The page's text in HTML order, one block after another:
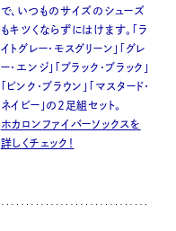
で、いつものサイズのシューズ
もキツくならずにはけます。「ラ
イトグレー・モスグリーン」「グレ
ー・エンジ」「ブラック・ブラック」
「ピンク・ブラウン」「マスタード・
ネイビー」の２足組セット。
ホカロンファイバーソックスを
詳しくチェック！